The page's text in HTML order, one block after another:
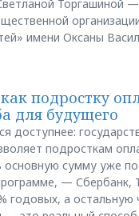
Торгашиной
имени Оксаны
подростку
для будущего
доступнее:
подросткам
основную сумму уже
—
годовых, а остальную